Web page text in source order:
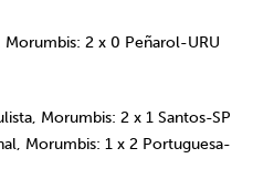
2 x 0 Peñarol-URU
Morumbis: 2 x 1 Santos-SP
Morumbis: 1 x 2 Portuguesa-